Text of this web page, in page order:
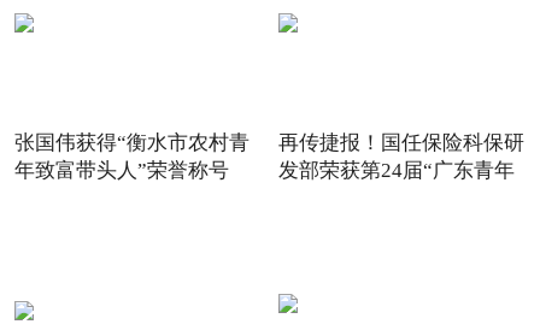
张国伟获得“衡水市农村青
年致富带头人”荣誉称号
再传捷报！国任保险科保研
发部荣获第24届“广东青年